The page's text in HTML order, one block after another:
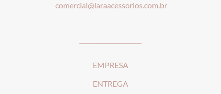
comercial@laraacessorios.com.br
EMPRESA
ENTREGA